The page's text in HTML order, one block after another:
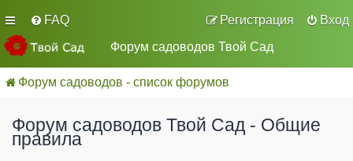
FAQ Вход
Регистрация
Форум садоводов Твой Сад
Форум садоводов - список форумов
Форум садоводов Твой Сад - Общие
правила